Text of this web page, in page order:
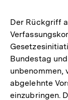
Der Rückgriff
Bundestag
unbenommen,
abgelehnte
einzubringen.